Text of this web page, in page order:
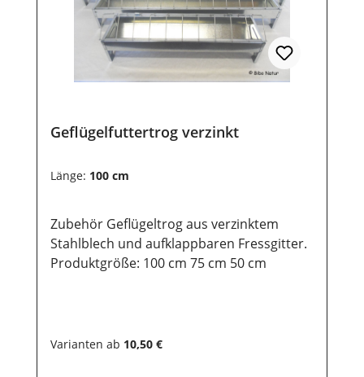
Geflügelfuttertrog verzinkt
Länge: 100 cm
Zubehör Geflügeltrog aus verzinktem
Stahlblech und aufklappbaren Fressgitter.
Produktgröße: 100 cm 75 cm 50 cm
Varianten ab 10,50 €